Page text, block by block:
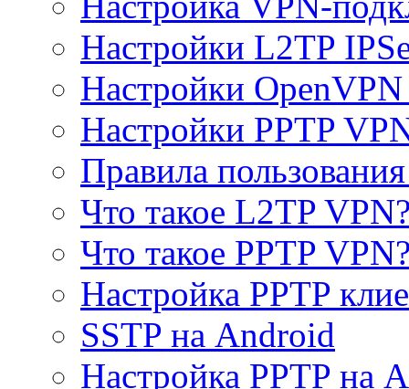
Настройки L2TP
Настройки
Настройки PPTP
Правила
Что такое L2TP
Что такое PPTP
Настройка PPTP
SSTP на Android
Настройка PPTP на